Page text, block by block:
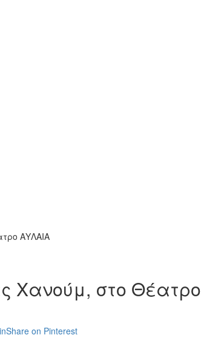
ΑΥΛΑΙΑ
Χανούμ, στο Θέατρο
Share on Pinterest